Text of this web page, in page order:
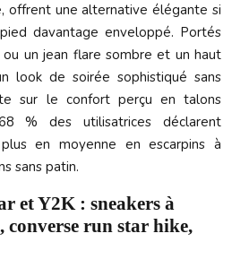
offrent une alternative élégante si
davantage enveloppé. Portés
un jean flare sombre et un haut
look de soirée sophistiqué sans
sur le confort perçu en talons
% des utilisatrices déclarent
en moyenne en escarpins à
sans patin.
et Y2K : sneakers à
run star hike,